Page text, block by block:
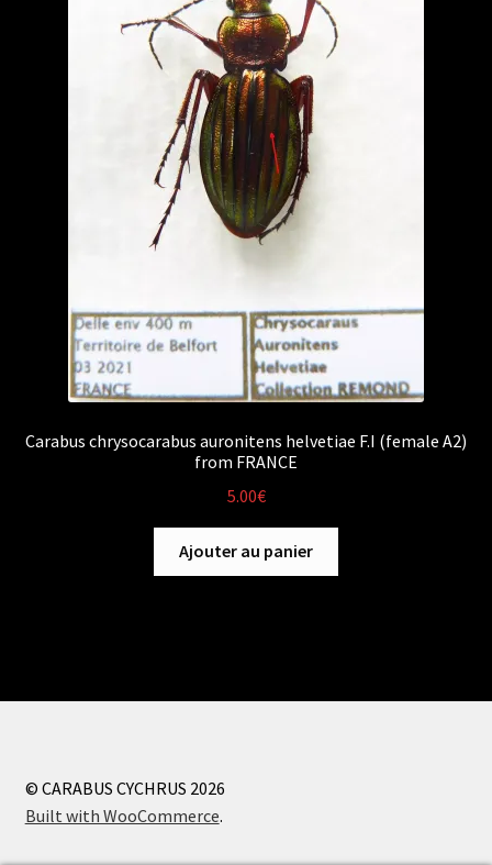
Carabus chrysocarabus auronitens helvetiae F.I (female A2)
from FRANCE
5.00€
Ajouter au panier
© CARABUS CYCHRUS 2026
Built with WooCommerce.